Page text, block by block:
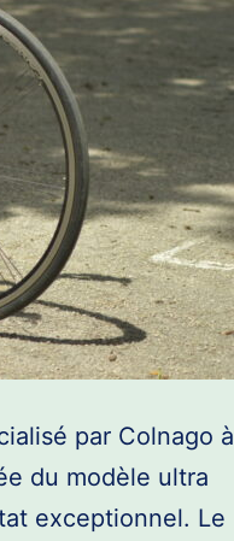
par Colnago à
du modèle ultra
exceptionnel. Le